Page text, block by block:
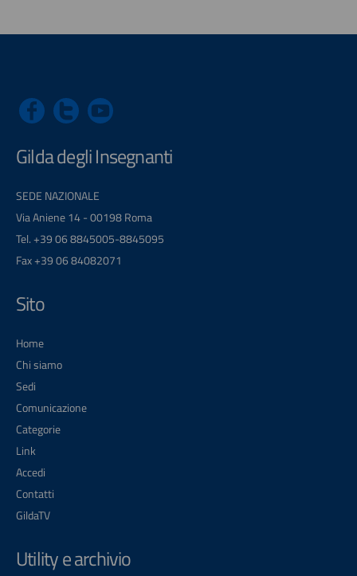
Gilda degli Insegnanti
SEDE NAZIONALE
Via Aniene 14 - 00198 Roma
Tel. +39 06 8845005-8845095
Fax +39 06 84082071
Sito
Home
Chi siamo
Sedi
Comunicazione
Categorie
Link
Accedi
Contatti
GildaTV
Utility e archivio